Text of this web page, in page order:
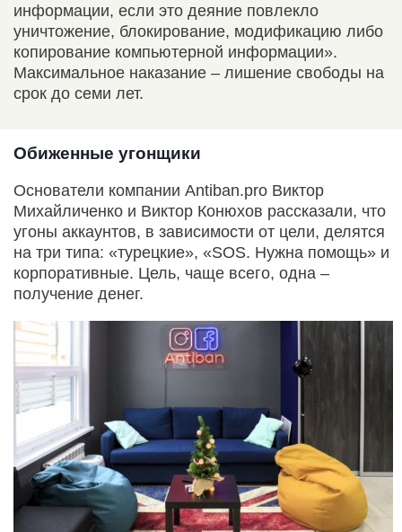
информации, если это деяние повлекло
уничтожение, блокирование, модификацию либо
копирование компьютерной информации».
Максимальное наказание – лишение свободы на
срок до семи лет.
Обиженные угонщики
Основатели компании Antiban.pro Виктор
Михайличенко и Виктор Конюхов рассказали, что
угоны аккаунтов, в зависимости от цели, делятся
на три типа: «турецкие», «SOS. Нужна помощь» и
корпоративные. Цель, чаще всего, одна –
получение денег.